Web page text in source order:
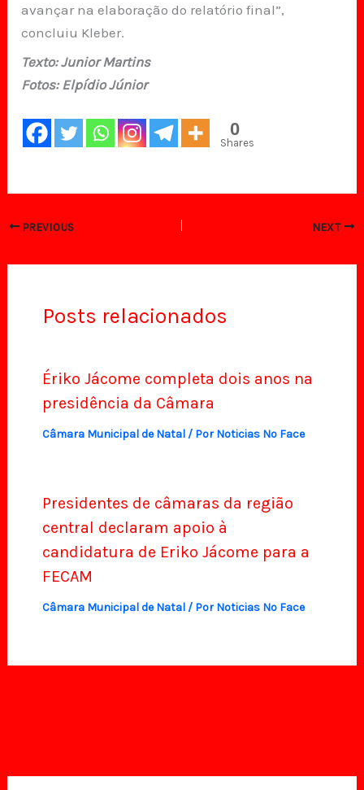
avançar na elaboração do relatório final”,
concluiu Kleber.
Texto: Junior Martins
Fotos: Elpídio Júnior
0
Shares
PREVIOUS NEXT
Posts relacionados
Ériko Jácome completa dois anos na
presidência da Câmara
Câmara Municipal de Natal/ Por Noticias No Face
Presidentes de câmaras da região
central declaram apoio à
candidatura de Eriko Jácome para a
FECAM
Câmara Municipal de Natal/ Por Noticias No Face